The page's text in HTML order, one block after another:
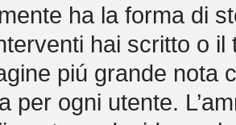
ha la forma di
hai scritto o
piú grande
per ogni utente.